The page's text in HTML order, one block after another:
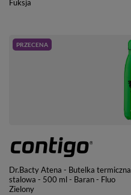
Fuksja
PRZECENA
Dr.Bacty Atena - Butelka termiczna
stalowa - 500 ml - Baran - Fluo
Zielony